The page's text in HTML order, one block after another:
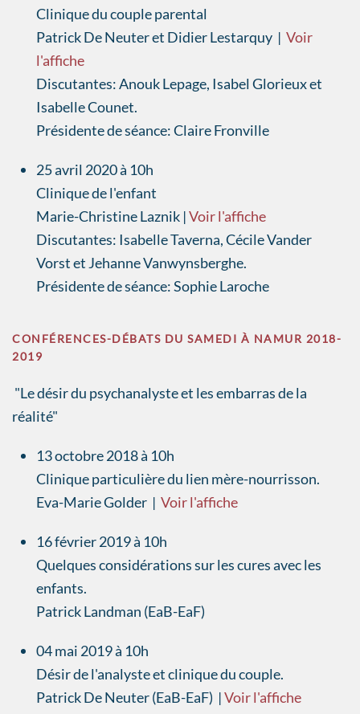
Clinique du couple parental
Patrick De Neuter et Didier Lestarquy | Voir
l'affiche
Discutantes: Anouk Lepage, Isabel Glorieux et
Isabelle Counet.
Présidente de séance: Claire Fronville
25 avril 2020 à 10h
Clinique de l'enfant
Marie-Christine Laznik |Voir l'affiche
Discutantes: Isabelle Taverna, Cécile Vander
Vorst et Jehanne Vanwynsberghe.
Présidente de séance: Sophie Laroche
CONFÉRENCES-DÉBATS DU SAMEDI À NAMUR 2018-
2019
"Le désir du psychanalyste et les embarras de la
réalité"
13 octobre 2018 à 10h
Clinique particulière du lien mère-nourrisson.
Eva-Marie Golder | Voir l'affiche
16 février 2019 à 10h
Quelques considérations sur les cures avec les
enfants.
Patrick Landman (EaB-EaF)
04 mai 2019 à 10h
Désir de l'analyste et clinique du couple.
Patrick De Neuter (EaB-EaF) |Voir l'affiche